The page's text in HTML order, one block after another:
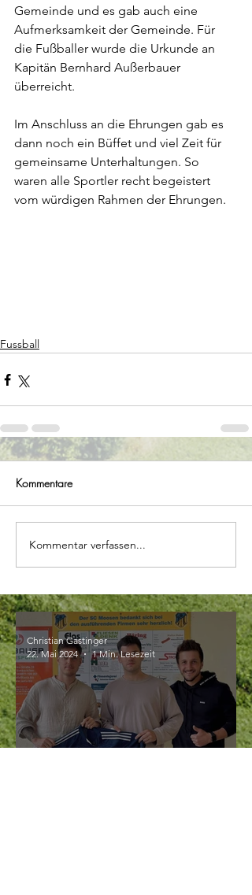
Gemeinde und es gab auch eine
Aufmerksamkeit der Gemeinde. Für
die Fußballer wurde die Urkunde an
Kapitän Bernhard Außerbauer
überreicht.
Im Anschluss an die Ehrungen gab es
dann noch ein Büffet und viel Zeit für
gemeinsame Unterhaltungen. So
waren alle Sportler recht begeistert
vom würdigen Rahmen der Ehrungen.
Fussball
Kommentare
Kommentar verfassen...
Christian Gastinger
22. Mai 2024
1 Min. Lesezeit